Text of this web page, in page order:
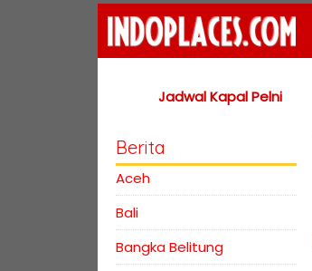
Home
Jadwal Kapal Pelni
Berita
Aceh
Bali
Bangka Belitung